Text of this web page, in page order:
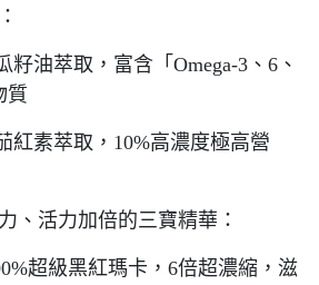
籽油萃取，富含「Omega-3、6、
質
紅素萃取，10%高濃度極高營
、活力加倍的三寶精華：
超級黑紅瑪卡，6倍超濃縮，滋